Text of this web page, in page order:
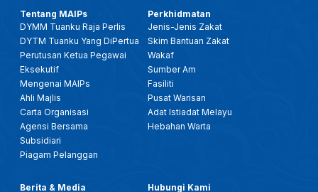
Tentang MAIPs
DYMM Tuanku Raja Perlis
DYTM Tuanku Yang DiPertua
Perutusan Ketua Pegawai
Eksekutif
Mengenai MAIPs
Ahli Majlis
Carta Organisasi
Agensi Bersama
Subsidiari
Piagam Pelanggan
Perkhidmatan
Jenis-Jenis Zakat
Skim Bantuan Zakat
Wakaf
Sumber Am
Fasiliti
Pusat Warisan
Adat Istiadat Melayu
Hebahan Warta
Berita & Media Hubungi Kami